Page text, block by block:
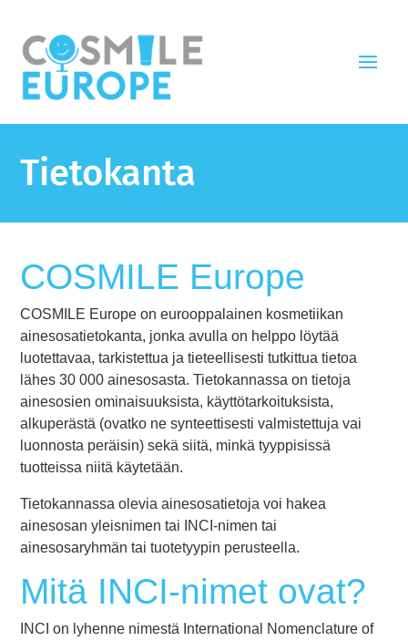
Tietokanta
COSMILE Europe
COSMILE Europe on eurooppalainen kosmetiikan
ainesosatietokanta, jonka avulla on helppo löytää
luotettavaa, tarkistettua ja tieteellisesti tutkittua tietoa
lähes 30 000 ainesosasta. Tietokannassa on tietoja
ainesosien ominaisuuksista, käyttötarkoituksista,
alkuperästä (ovatko ne synteettisesti valmistettuja vai
luonnosta peräisin) sekä siitä, minkä tyyppisissä
tuotteissa niitä käytetään.
Tietokannassa olevia ainesosatietoja voi hakea
ainesosan yleisnimen tai INCI-nimen tai
ainesosaryhmän tai tuotetyypin perusteella.
Mitä INCI-nimet ovat?
INCI on lyhenne nimestä International Nomenclature of